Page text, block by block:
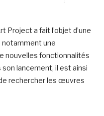
Project a fait l’objet d’une
une
nouvelles fonctionnalités
son lancement, il est ainsi
rechercher les œuvres